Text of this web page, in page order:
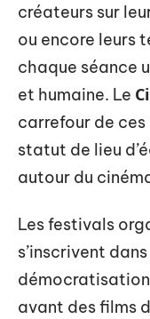
créateurs sur
ou encore leurs
chaque séance
et humaine. Le
carrefour de ces
statut de lieu
autour du
Les festivals
s’inscrivent
avant des films